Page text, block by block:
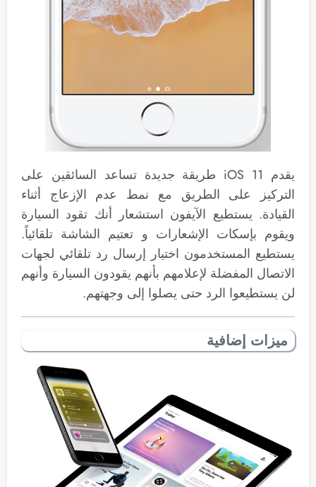
يقدم iOS 11 طريقة جديدة تساعد السائقين على
التركيز على الطريق مع نمط عدم الإزعاج أثناء
القيادة. يستطيع الآيفون استشعار أنك تقود السيارة
ويقوم بإسكات الإشعارات و تعتيم الشاشة تلقائياً.
يستطيع المستخدمون اختيار إرسال رد تلقائي لجهات
الاتصال المفضلة لإعلامهم بأنهم يقودون السيارة وأنهم
لن يستطيعوا الرد حتى يصلوا إلى وجهتهم.
ميزات إضافية